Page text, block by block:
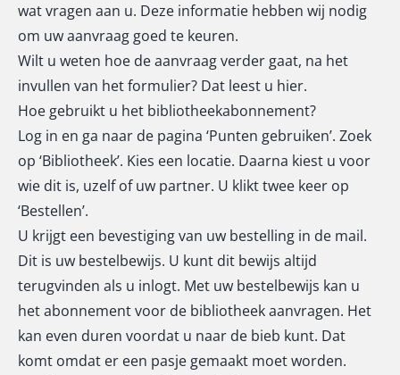
wat vragen aan u. Deze informatie hebben wij nodig
om uw aanvraag goed te keuren.
Wilt u weten hoe de aanvraag verder gaat, na het
invullen van het formulier? Dat leest u hier.
Hoe gebruikt u het bibliotheekabonnement?
Log in en ga naar de pagina ‘Punten gebruiken’. Zoek
op ‘Bibliotheek’. Kies een locatie. Daarna kiest u voor
wie dit is, uzelf of uw partner. U klikt twee keer op
‘Bestellen’.
U krijgt een bevestiging van uw bestelling in de mail.
Dit is uw bestelbewijs. U kunt dit bewijs altijd
terugvinden als u inlogt. Met uw bestelbewijs kan u
het abonnement voor de bibliotheek aanvragen. Het
kan even duren voordat u naar de bieb kunt. Dat
komt omdat er een pasje gemaakt moet worden.